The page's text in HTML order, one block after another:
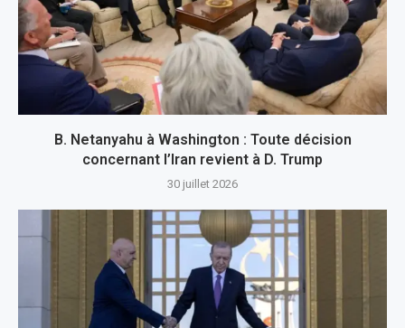
B. Netanyahu à Washington : Toute décision
concernant l’Iran revient à D. Trump
30 juillet 2026